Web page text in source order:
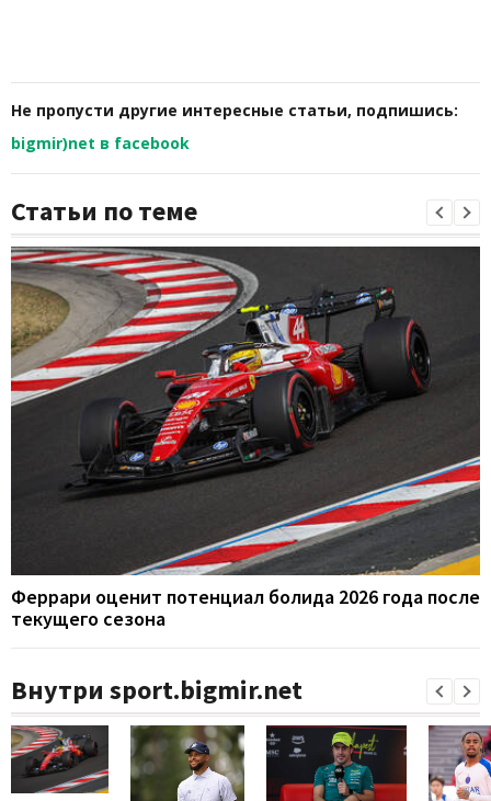
Не пропусти другие интересные статьи, подпишись:
bigmir)net в facebook
Статьи по теме
Феррари оценит потенциал болида 2026 года после
текущего сезона
Внутри sport.bigmir.net